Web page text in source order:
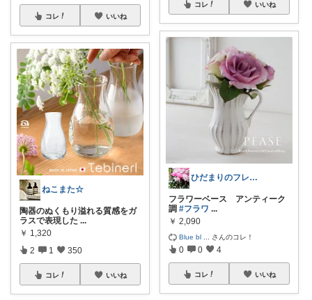
コレ いいね
ねこまた☆
陶器のぬくもり溢れる質感をガ
ラスで表現した ...
￥ 1,320
2 1 350
コレ いいね
コレ いいね
ひだまりのフレンチ🩷ガーデン
フラワーベース アンティーク
調 #フラワ ...
￥ 2,090
Blue bl さんのコレ！
0 0 4
コレ いいね